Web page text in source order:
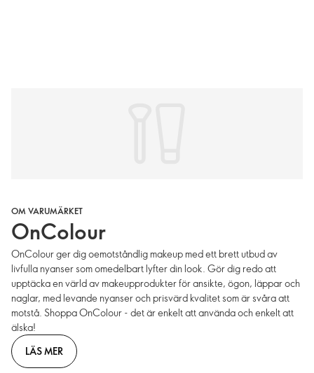
OM VARUMÄRKET
OnColour
OnColour ger dig oemotståndlig makeup med ett brett utbud av
livfulla nyanser som omedelbart lyfter din look. Gör dig redo att
upptäcka en värld av makeupprodukter för ansikte, ögon, läppar och
naglar, med levande nyanser och prisvärd kvalitet som är svåra att
motstå. Shoppa OnColour - det är enkelt att använda och enkelt att
älska!
LÄS MER